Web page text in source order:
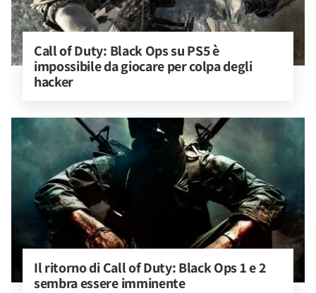
Call of Duty: Black Ops su PS5 è
impossibile da giocare per colpa degli
hacker
Il ritorno di Call of Duty: Black Ops 1 e 2
sembra essere imminente